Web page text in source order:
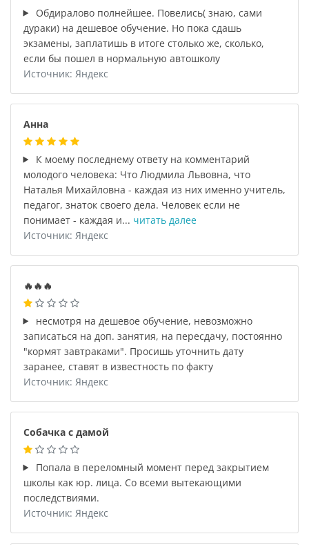
Обдиралово полнейшее. Повелись( знаю, сами
дураки) на дешевое обучение. Но пока сдашь
экзамены, заплатишь в итоге столько же, сколько,
если бы пошел в нормальную автошколу
Источник: Яндекс
Анна
К моему последнему ответу на комментарий
молодого человека: Что Людмила Львовна, что
Наталья Михайловна - каждая из них именно учитель,
педагог, знаток своего дела. Человек если не
понимает - каждая и... читать далее
Источник: Яндекс
🔥🔥🔥
несмотря на дешевое обучение, невозможно
записаться на доп. занятия, на пересдачу, постоянно
"кормят завтраками". Просишь уточнить дату
заранее, ставят в известность по факту
Источник: Яндекс
Собачка с дамой
Попала в переломный момент перед закрытием
школы как юр. лица. Со всеми вытекающими
последствиями.
Источник: Яндекс